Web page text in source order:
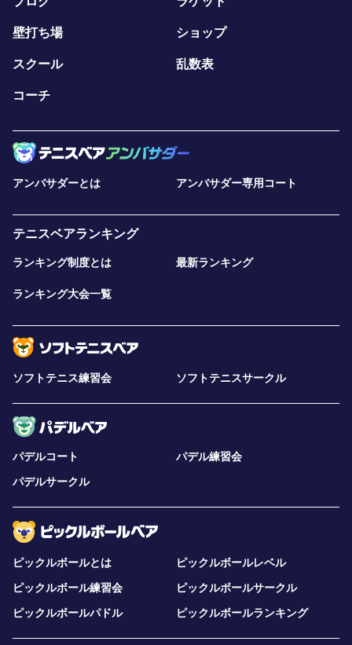
壁打ち場 ショップ
スクール 乱数表
コーチ
アンバサダーとは アンバサダー専用コート
テニスベアランキング
ランキング制度とは 最新ランキング
ランキング大会一覧
ソフトテニス練習会 ソフトテニスサークル
パデルコート
パデル練習会
パデルサークル
ピックルボールとは
ピックルボールレベル
ピックルボール練習会
ピックルボールサークル
ピックルボールパドル
ピックルボールランキング